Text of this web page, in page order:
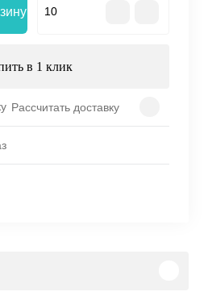
в 1 клик
Рассчитать доставку